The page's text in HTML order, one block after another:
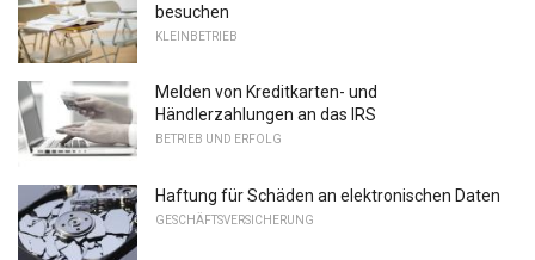
besuchen
KLEINBETRIEB
Melden von Kreditkarten- und
Händlerzahlungen an das IRS
BETRIEB UND ERFOLG
Haftung für Schäden an elektronischen Daten
GESCHÄFTSVERSICHERUNG